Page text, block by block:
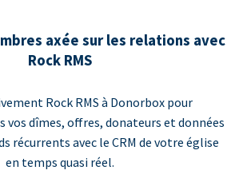
axée sur les relations avec
Rock RMS
Rock RMS à Donorbox pour
vos dîmes, offres, donateurs et données
récurrents avec le CRM de votre église
en temps quasi réel.